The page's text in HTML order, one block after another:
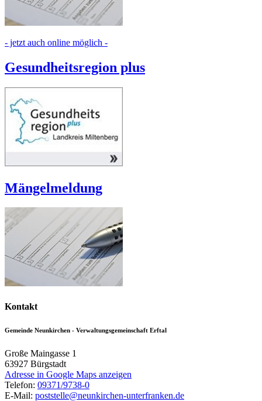
- jetzt auch online möglich -
Gesundheitsregion plus
Mängelmeldung
Kontakt
Gemeinde Neunkirchen - Verwaltungsgemeinschaft Erftal
Große Maingasse 1
63927 Bürgstadt
Adresse in Google Maps anzeigen
Telefon: 09371/9738-0
E-Mail: poststelle@neunkirchen-unterfranken.de